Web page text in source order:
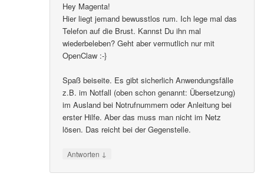
Hey Magenta!
Hier liegt jemand bewusstlos rum. Ich lege mal das
Telefon auf die Brust. Kannst Du ihn mal
wiederbeleben? Geht aber vermutlich nur mit
OpenClaw :-}
Spaß beiseite. Es gibt sicherlich Anwendungsfälle
z.B. im Notfall (oben schon genannt: Übersetzung)
im Ausland bei Notrufnummern oder Anleitung bei
erster Hilfe. Aber das muss man nicht im Netz
lösen. Das reicht bei der Gegenstelle.
Antworten ↓